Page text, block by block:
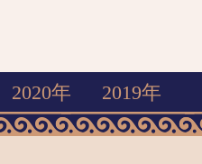
2020年 2019年